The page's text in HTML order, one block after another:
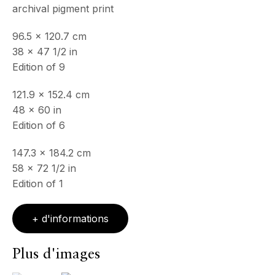
Mercredi - Samedi, 11h - 17h
CONTACT
info@echofinearts.com
Copyright © 2026 Echo Fine Arts
archival pigment print
96.5 x 120.7 cm
38 x 47 1/2 in
Edition of 9
121.9 x 152.4 cm
48 x 60 in
Edition of 6
147.3 x 184.2 cm
58 x 72 1/2 in
Edition of 1
+ d'informations
Plus d'images